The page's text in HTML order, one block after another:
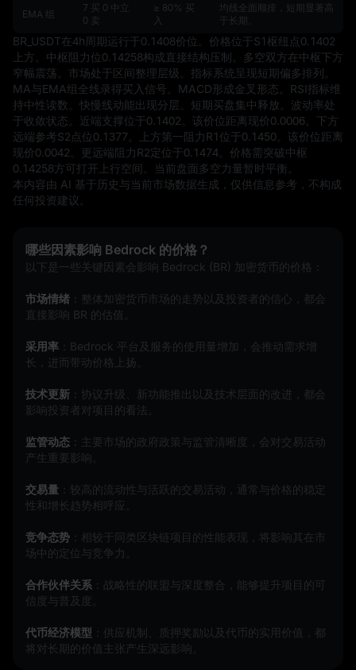
EMA 组
7 买 0 中立
0 卖
≥ 80% 买
入
均线全面顺排，短期显著高
于长期。
BR_USDT在4h周期运行于0.1408价位。价格位于S1枢纽点0.1402
上方。中枢阻力位0.14258构成直接结构压制。多空双方在中枢下方
窄幅震荡。市场处于区间整理层级。指标系统呈现短期偏多排列。
MA与EMA组全线录得买入信号。MACD形成金叉形态。RSI指标维
持中性读数。快慢线动能出现分层。短期买盘集中释放。波动率处
于收敛状态。近端支撑位于0.1402。该价位距离现价0.0006。下方
远端参考S2点位0.1377。上方第一阻力R1位于0.1450。该价位距离
现价0.0042。更远端阻力R2定位于0.1474。价格需突破中枢
0.14258方可打开上行空间。当前盘面多空力量暂时平衡。
本内容由 AI 基于历史与当前市场数据生成，仅供信息参考，不构成
任何投资建议。
哪些因素影响 Bedrock 的价格？
以下是一些关键因素会影响 Bedrock (BR) 加密货币的价格：
市场情绪 ：整体加密货币市场的走势以及投资者的信心，都会
直接影响 BR 的估值。
采用率 ：Bedrock 平台及服务的使用量增加，会推动需求增
长，进而带动价格上扬。
技术更新 ：协议升级、新功能推出以及技术层面的改进，都会
影响投资者对项目的看法。
监管动态 ：主要市场的政府政策与监管清晰度，会对交易活动
产生重要影响。
交易量 ：较高的流动性与活跃的交易活动，通常与价格的稳定
性和增长趋势相呼应。
竞争态势 ：相较于同类区块链项目的性能表现，将影响其在市
场中的定位与竞争力。
合作伙伴关系 ：战略性的联盟与深度整合，能够提升项目的可
信度与普及度。
代币经济模型 ：供应机制、质押奖励以及代币的实用价值，都
将对长期的价值主张产生深远影响。